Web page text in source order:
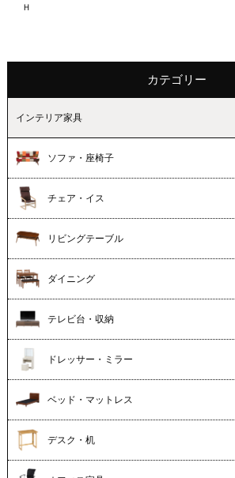
Ｈ
カテゴリー
インテリア家具
ソファ・座椅子
チェア・イス
リビングテーブル
ダイニング
テレビ台・収納
ドレッサー・ミラー
ベッド・マットレス
デスク・机